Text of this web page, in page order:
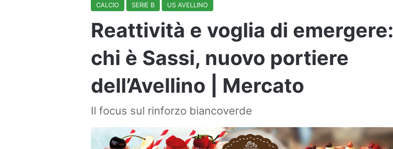
CALCIO SERIE B US AVELLINO
Reattività e voglia di emergere:
chi è Sassi, nuovo portiere
dell’Avellino | Mercato
Il focus sul rinforzo biancoverde